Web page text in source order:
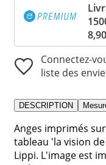
Connectez-
liste des
DESCRIPTION
Anges imprimés
tableau 'la vision
Lippi. L'image est